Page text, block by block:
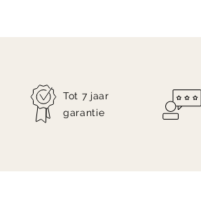
Tot 7 jaar
garantie